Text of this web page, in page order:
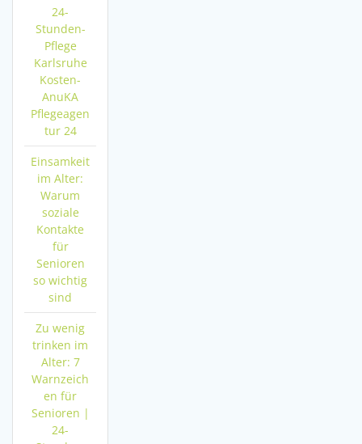
24-
Stunden-
Pflege
Karlsruhe
Kosten-
AnuKA
Pflegeagen
tur 24
Einsamkeit
im Alter:
Warum
soziale
Kontakte
für
Senioren
so wichtig
sind
Zu wenig
trinken im
Alter: 7
Warnzeich
en für
Senioren |
24-